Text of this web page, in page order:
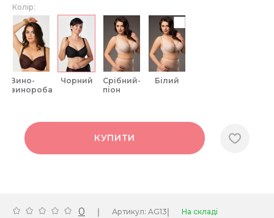
Колір:
вино-
винороба
чорний
срібний-
піон
білий
КУПИТИ
0 | Артикул: AG13| На складі